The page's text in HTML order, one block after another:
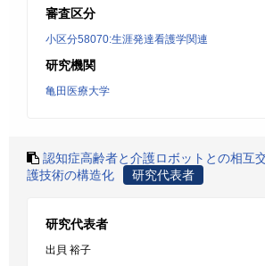
審査区分
小区分58070:生涯発達看護学関連
研究機関
亀田医療大学
認知症高齢者と介護ロボットとの相互
護技術の構造化
研究代表者
研究代表者
出貝 裕子